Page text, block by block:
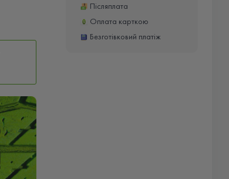
Післяплата
Оплата карткою
Безготівковий платіж